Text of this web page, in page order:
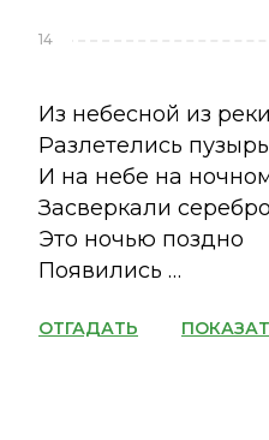
14
Из небесной из реки
Разлетелись
И на небе на
Засверкали
Это ночью поздно
Появились …
ОТГАДАТЬ